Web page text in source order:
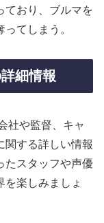
ており、ブルマを
てしまう。
細情報
社や監督、キャ
関する詳しい情報
たスタッフや声優
を楽しみましょ